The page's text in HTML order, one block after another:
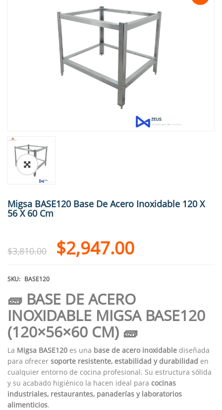
🔍
Migsa BASE120 Base De Acero Inoxidable 120 X
56 X 60 Cm
$3,810.00 $2,947.00
SKU: BASE120
🧱 BASE DE ACERO
INOXIDABLE MIGSA BASE120
(120×56×60 CM) 🧱
La Migsa BASE120 es una base de acero inoxidable diseñada
para ofrecer soporte resistente, estabilidad y durabilidad en
cualquier entorno de cocina profesional. Su estructura sólida
y su acabado higiénico la hacen ideal para cocinas
industriales, restaurantes, panaderías y laboratorios
alimenticios.